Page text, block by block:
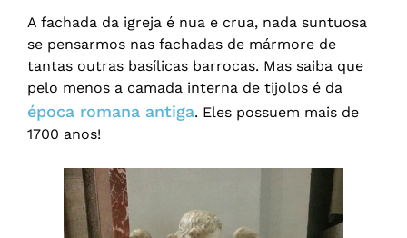
A fachada da igreja é nua e crua, nada suntuosa
se pensarmos nas fachadas de mármore de
tantas outras basílicas barrocas. Mas saiba que
pelo menos a camada interna de tijolos é da
época romana antiga. Eles possuem mais de
1700 anos!